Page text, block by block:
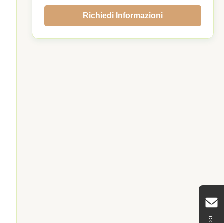
Richiedi Informazioni